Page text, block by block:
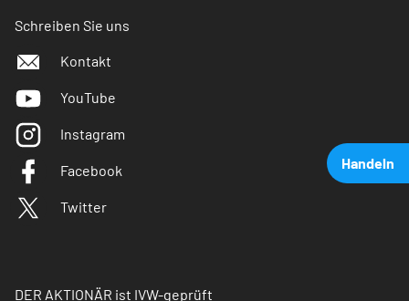
Handeln
Schreiben Sie uns
Kontakt
YouTube
Instagram
Facebook
Twitter
DER AKTIONÄR ist IVW-geprüft